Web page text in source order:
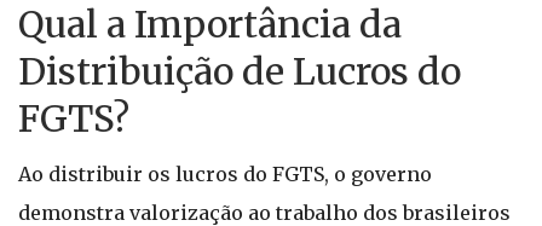
Qual a Importância da
Distribuição de Lucros do
FGTS?
Ao distribuir os lucros do FGTS, o governo
demonstra valorização ao trabalho dos brasileiros